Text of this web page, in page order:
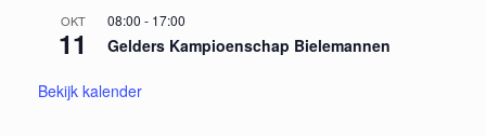
OKT
11
08:00 - 17:00
Gelders Kampioenschap Bielemannen
Bekijk kalender